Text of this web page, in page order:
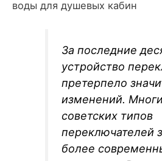
За последние
устройство
претерпело
изменений.
советских типов
переключателей
более